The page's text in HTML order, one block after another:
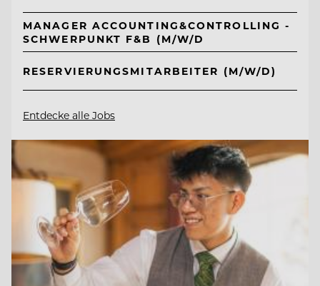
MANAGER ACCOUNTING&CONTROLLING -
SCHWERPUNKT F&B (M/W/D
RESERVIERUNGSMITARBEITER (M/W/D)
Entdecke alle Jobs